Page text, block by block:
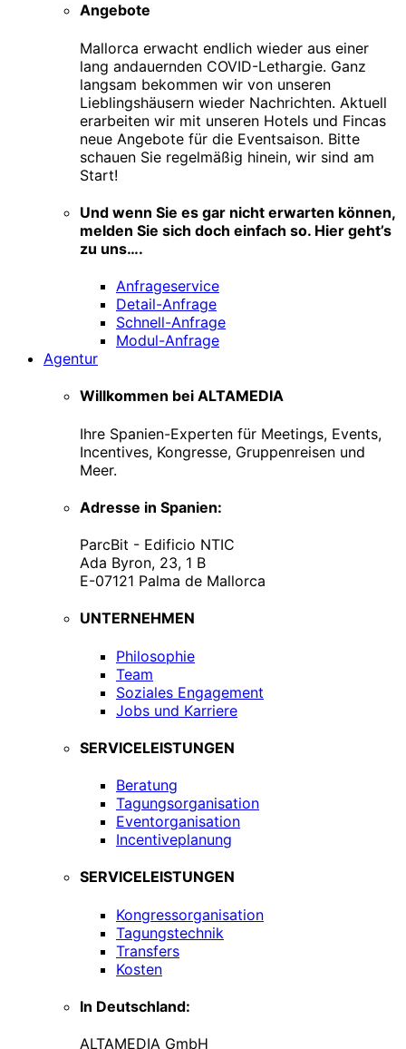
Angebote
Mallorca erwacht endlich wieder aus einer
lang andauernden COVID-Lethargie. Ganz
langsam bekommen wir von unseren
Lieblingshäusern wieder Nachrichten. Aktuell
erarbeiten wir mit unseren Hotels und Fincas
neue Angebote für die Eventsaison. Bitte
schauen Sie regelmäßig hinein, wir sind am
Start!
Und wenn Sie es gar nicht erwarten können,
melden Sie sich doch einfach so. Hier geht’s
zu uns….
Anfrageservice
Detail-Anfrage
Schnell-Anfrage
Modul-Anfrage
Agentur
Willkommen bei ALTAMEDIA
Ihre Spanien-Experten für Meetings, Events,
Incentives, Kongresse, Gruppenreisen und
Meer.
Adresse in Spanien:
ParcBit - Edificio NTIC
Ada Byron, 23, 1 B
E-07121 Palma de Mallorca
UNTERNEHMEN
Philosophie
Team
Soziales Engagement
Jobs und Karriere
SERVICELEISTUNGEN
Beratung
Tagungsorganisation
Eventorganisation
Incentiveplanung
SERVICELEISTUNGEN
Kongressorganisation
Tagungstechnik
Transfers
Kosten
In Deutschland:
ALTAMEDIA GmbH